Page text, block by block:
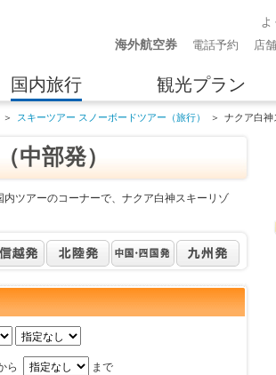
海外航空券
電話予約 店
国内旅行 観光プラン
＞ スキーツアー スノーボードツアー（旅行） ＞ ナクア白神
中部発）
ツアーのコーナーで、ナクア白神スキーリゾ
ら まで